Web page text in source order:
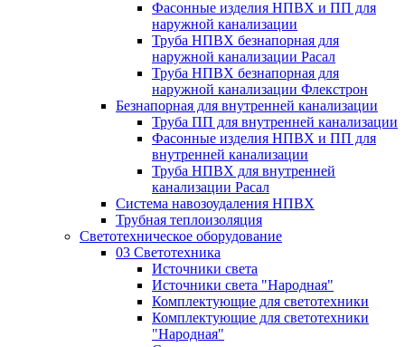
Фасонные изделия НПВХ и ПП для
наружной канализации
Труба НПВХ безнапорная для
наружной канализации Расал
Труба НПВХ безнапорная для
наружной канализации Флекстрон
Безнапорная для внутренней канализации
Труба ПП для внутренней канализации
Фасонные изделия НПВХ и ПП для
внутренней канализации
Труба НПВХ для внутренней
канализации Расал
Система навозоудаления НПВХ
Трубная теплоизоляция
Светотехническое оборудование
03 Светотехника
Источники света
Источники света "Народная"
Комплектующие для светотехники
Комплектующие для светотехники
"Народная"